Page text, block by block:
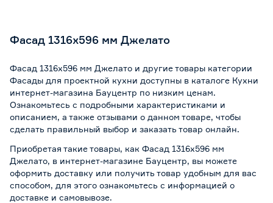
Фасад 1316х596 мм Джелато
Фасад 1316х596 мм Джелато и другие товары категории
Фасады для проектной кухни доступны в каталоге Кухни
интернет-магазина Бауцентр по низким ценам.
Ознакомьтесь с подробными характеристиками и
описанием, а также отзывами о данном товаре, чтобы
сделать правильный выбор и заказать товар онлайн.
Приобретая такие товары, как Фасад 1316х596 мм
Джелато, в интернет-магазине Бауцентр, вы можете
оформить доставку или получить товар удобным для вас
способом, для этого ознакомьтесь с информацией о
доставке и самовывозе.